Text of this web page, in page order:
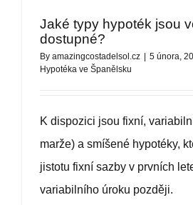
Jaké typy hypoték jsou
dostupné?
By amazingcostadelsol.cz 5 února,
Hypotéka ve Španělsku
K dispozici jsou fixní,
marže) a smíšené hypotéky,
jistotu fixní sazby v prvních
variabilního úroku později.